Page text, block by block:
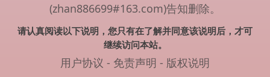
(zhan886699#163.com)告知删除。
请认真阅读以下说明，您只有在了解并同意该说明后，才可
继续访问本站。
用户协议 - 免责声明 - 版权说明